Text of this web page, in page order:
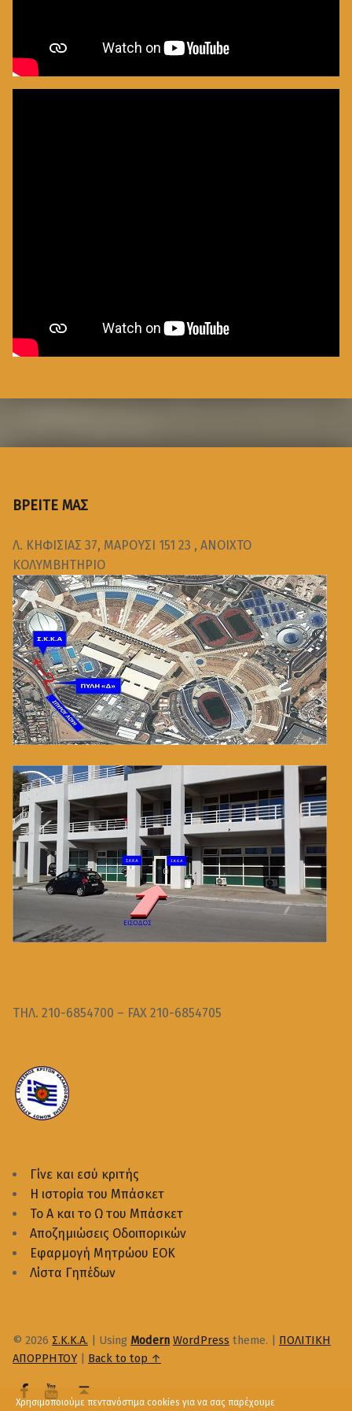
ΒΡΕΙΤΕ ΜΑΣ
Λ. ΚΗΦΙΣΙΑΣ 37, ΜΑΡΟΥΣΙ 151 23 , ΑΝΟΙΧΤΟ
ΚΟΛΥΜΒΗΤΗΡΙΟ
ΤΗΛ. 210-6854700 – FAX 210-6854705
Γίνε και εσύ κριτής
Η ιστορία του Μπάσκετ
Το Α και το Ω του Μπάσκετ
Αποζημιώσεις Οδοιπορικών
Εφαρμογή Μητρώου ΕΟΚ
Λίστα Γηπέδων
© 2026 Σ.Κ.Κ.Α. | Using Modern WordPress theme. | ΠΟΛΙΤΙΚΗ
ΑΠΟΡΡΗΤΟΥ | Back to top ↑
Χρησιμοποιούμε πεντανόστιμα cookies για να σας παρέχουμε